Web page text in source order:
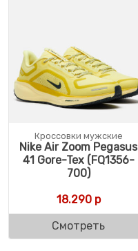
Кроссовки мужские
Nike Air Zoom Pegasus
41 Gore-Tex (FQ1356-
700)
18.290р
Смотреть